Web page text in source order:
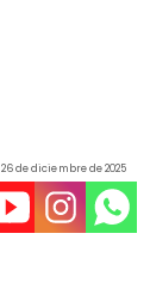
26 de diciembre de 2025